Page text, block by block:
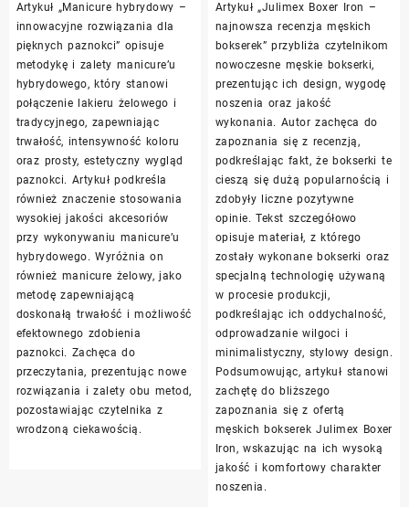
zdobienia
paznokci:
manicure
hybrydowy
vs.
manicure
żelowy
wyłączona
Artykuł „Manicure hybrydowy –
innowacyjne rozwiązania dla
pięknych paznokci” opisuje
metodykę i zalety manicure’u
hybrydowego, który stanowi
połączenie lakieru żelowego i
tradycyjnego, zapewniając
trwałość, intensywność koloru
oraz prosty, estetyczny wygląd
paznokci. Artykuł podkreśla
również znaczenie stosowania
wysokiej jakości akcesoriów
przy wykonywaniu manicure’u
hybrydowego. Wyróżnia on
również manicure żelowy, jako
metodę zapewniającą
doskonałą trwałość i możliwość
efektownego zdobienia
paznokci. Zachęca do
przeczytania, prezentując nowe
rozwiązania i zalety obu metod,
pozostawiając czytelnika z
wrodzoną ciekawością.
popularne
bokserki
męskie
Julimex
Boxer
–
recenzja
wyłączona
Artykuł „Julimex Boxer Iron –
najnowsza recenzja męskich
bokserek” przybliża czytelnikom
nowoczesne męskie bokserki,
prezentując ich design, wygodę
noszenia oraz jakość
wykonania. Autor zachęca do
zapoznania się z recenzją,
podkreślając fakt, że bokserki te
cieszą się dużą popularnością i
zdobyły liczne pozytywne
opinie. Tekst szczegółowo
opisuje materiał, z którego
zostały wykonane bokserki oraz
specjalną technologię używaną
w procesie produkcji,
podkreślając ich oddychalność,
odprowadzanie wilgoci i
minimalistyczny, stylowy design.
Podsumowując, artykuł stanowi
zachętę do bliższego
zapoznania się z ofertą
męskich bokserek Julimex Boxer
Iron, wskazując na ich wysoką
jakość i komfortowy charakter
noszenia.